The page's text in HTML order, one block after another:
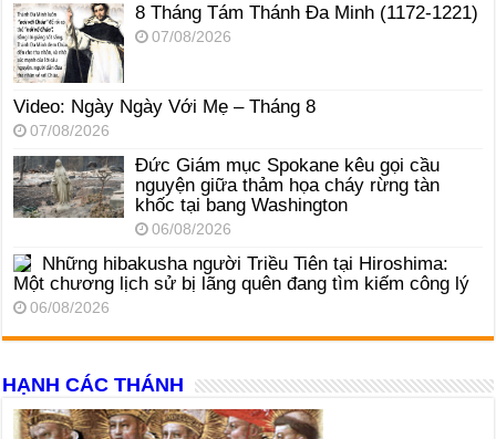
8 Tháng Tám Thánh Ða Minh (1172-1221)
07/08/2026
Video: Ngày Ngày Với Mẹ – Tháng 8
07/08/2026
Đức Giám mục Spokane kêu gọi cầu
nguyện giữa thảm họa cháy rừng tàn
khốc tại bang Washington
06/08/2026
Những hibakusha người Triều Tiên tại Hiroshima:
Một chương lịch sử bị lãng quên đang tìm kiếm công lý
06/08/2026
HẠNH CÁC THÁNH